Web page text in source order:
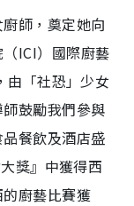
師，奠定她向
ICI）國際廚藝
由「社恐」少女
鼓勵我們參與
餐飲及酒店盛
獎』中獲得西
廚藝比賽獲